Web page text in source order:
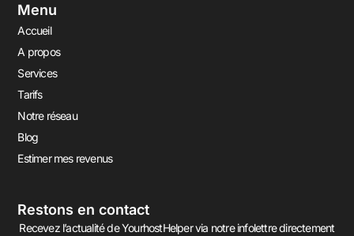
Menu
Accueil
A propos
Services
Tarifs
Notre réseau
Blog
Estimer mes revenus
Restons en contact
Recevez l’actualité de YourhostHelper via notre infolettre directement